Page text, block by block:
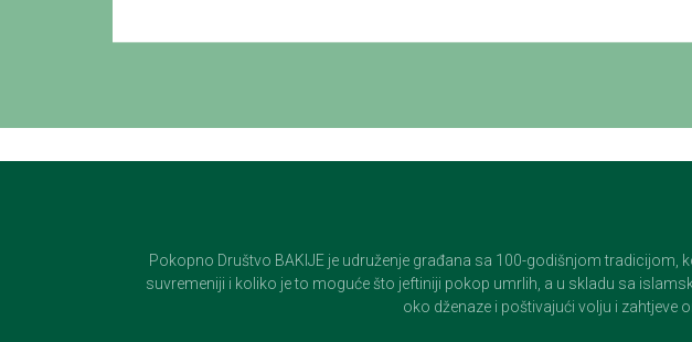
Pokopno Društvo BAKIJE je udruženje građana sa 100-godišnjom tradicijom,
suvremeniji i koliko je to moguće što jeftiniji pokop umrlih, a u skladu sa
oko dženaze i poštivajući volju i zahtjeve